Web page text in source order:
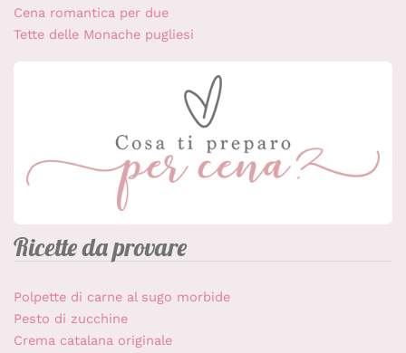
Cena romantica per due
Tette delle Monache pugliesi
Ricette da provare
Polpette di carne al sugo morbide
Pesto di zucchine
Crema catalana originale